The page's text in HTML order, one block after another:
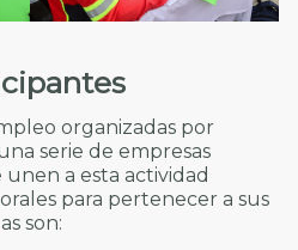
organizadas por
serie de empresas
a esta actividad
para pertenecer a sus
son: